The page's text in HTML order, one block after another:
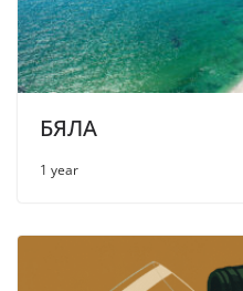
БЯЛА
1 year